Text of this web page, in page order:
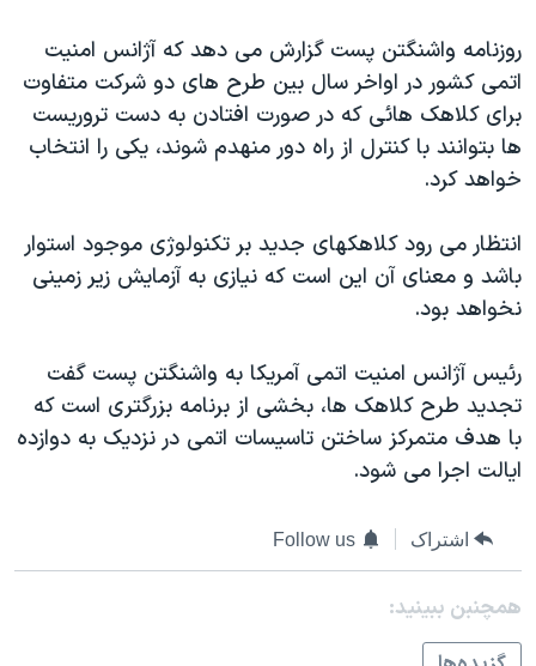
فرهنگ و زندگی
حقوق شهروندی
اقتصادی
اسرائیل در جنگ
گالری عکس
مستندها
انتخابات ریاست جمهوری آمریکا ۲۰۲۴
حمله جمهوری اسلامی به اسرائیل
ورزش زنان در ایران
اعتراضات زن، زندگی، آزادی
تریبونال مردمی آبان ۹۸
دادگاه حمید نوری
چهل سال گروگان‌گیری
اعتراضات مردمی آبان ۹۸
یادگیری زبان انگلیسی
دنبال کنید
زبانهای مختلف
روزنامه واشنگتن پست گزارش می دهد که آژانس امنیت
اتمی کشور در اواخر سال بین طرح های دو شرکت متفاوت
برای کلاهک هائی که در صورت افتادن به دست تروریست
ها بتوانند با کنترل از راه دور منهدم شوند، یکی را انتخاب
خواهد کرد.
انتظار می رود کلاهکهای جدید بر تکنولوژی موجود استوار
باشد و معنای آن این است که نیازی به آزمایش زیر زمینی
نخواهد بود.
رئیس آژانس امنیت اتمی آمریکا به واشنگتن پست گفت
تجدید طرح کلاهک ها، بخشی از برنامه بزرگتری است که
با هدف متمرکز ساختن تاسیسات اتمی در نزدیک به دوازده
ایالت اجرا می شود.
اشتراک Follow us
همچنبن ببینید: